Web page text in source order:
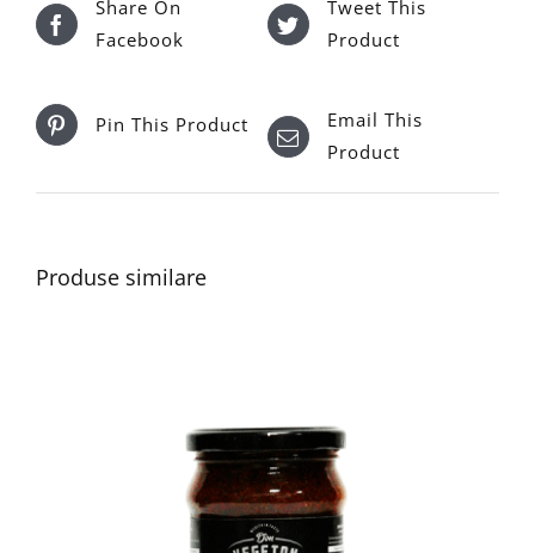
Share On
Facebook
Tweet This
Product
Pin This Product
Email This
Product
Produse similare